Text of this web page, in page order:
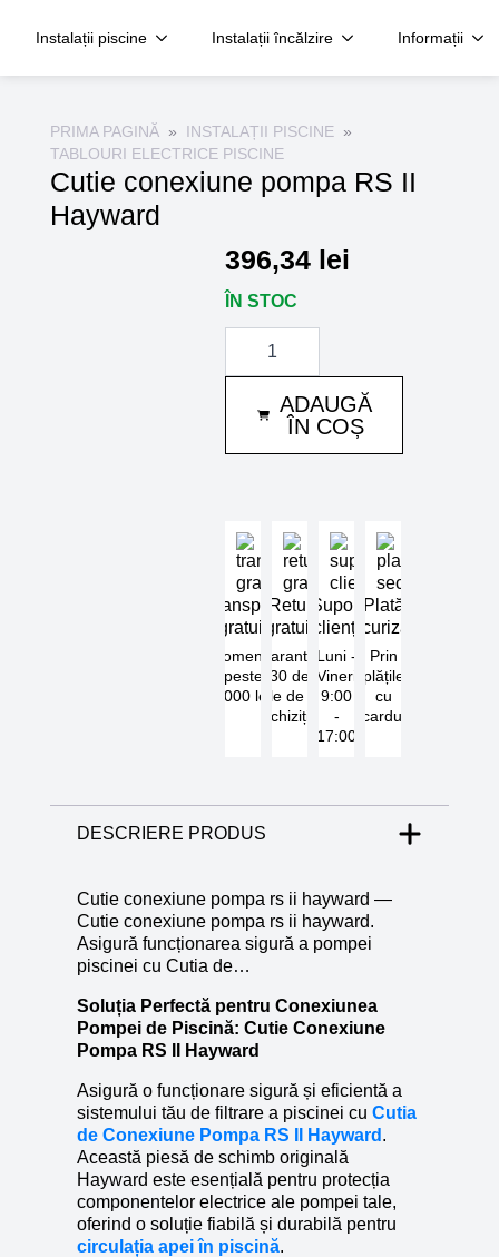
Instalații piscine Instalații încălzire Informații
PRIMA PAGINĂ
INSTALAȚII PISCINE
TABLOURI ELECTRICE PISCINE
Cutie conexiune pompa RS II
Hayward
396,34 lei
ÎN STOC
Cantitate
ADAUGĂ
ÎN COȘ
Transport
gratuit
Comenzi
peste
5000 lei
Retur
gratuit
Garantat
30 de
zile de la
achiziție
Suport
clienți
Luni -
Vineri
9:00
-
17:00
Plată
securizată
Prin
plățile
cu
cardul
DESCRIERE PRODUS
Cutie conexiune pompa rs ii hayward —
Cutie conexiune pompa rs ii hayward.
Asigură funcționarea sigură a pompei
piscinei cu Cutia de…
Soluția Perfectă pentru Conexiunea
Pompei de Piscină: Cutie Conexiune
Pompa RS II Hayward
Asigură o funcționare sigură și eficientă a
sistemului tău de filtrare a piscinei cu Cutia
de Conexiune Pompa RS II Hayward .
Această piesă de schimb originală
Hayward este esențială pentru protecția
componentelor electrice ale pompei tale,
oferind o soluție fiabilă și durabilă pentru
circulația apei în piscină.